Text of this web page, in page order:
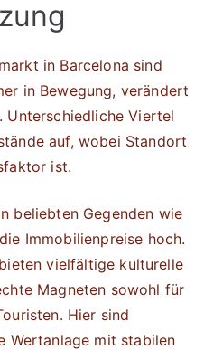
in Barcelona sind
in Bewegung, verändert
Unterschiedliche Viertel
auf, wobei Standort
ist.
beliebten Gegenden wie
Immobilienpreise hoch.
vielfältige kulturelle
Magneten sowohl für
Hier sind
Wertanlage mit stabilen